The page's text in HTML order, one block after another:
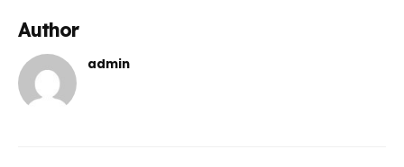
Author
admin